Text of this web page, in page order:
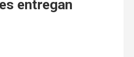
entregan